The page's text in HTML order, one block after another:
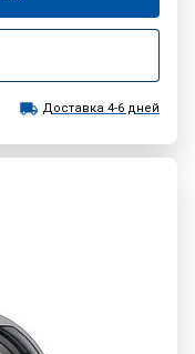
Доставка 4-6 дней